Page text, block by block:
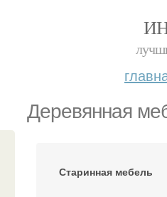
Деревянная
Старинная мебель